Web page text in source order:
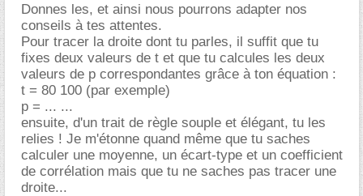
Donnes les, et ainsi nous pourrons adapter nos
conseils à tes attentes.
Pour tracer la droite dont tu parles, il suffit que tu
fixes deux valeurs de t et que tu calcules les deux
valeurs de p correspondantes grâce à ton équation :
t = 80 100 (par exemple)
p = ... ...
ensuite, d'un trait de règle souple et élégant, tu les
relies ! Je m'étonne quand même que tu saches
calculer une moyenne, un écart-type et un coefficient
de corrélation mais que tu ne saches pas tracer une
droite...